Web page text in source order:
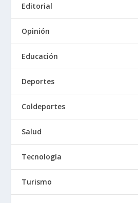
Editorial
Opinión
Educación
Deportes
Coldeportes
Salud
Tecnología
Turismo